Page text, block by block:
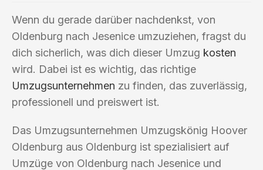
Wenn du gerade darüber nachdenkst, von
Oldenburg nach Jesenice umzuziehen, fragst du
dich sicherlich, was dich dieser Umzug kosten
wird. Dabei ist es wichtig, das richtige
Umzugsunternehmen zu finden, das zuverlässig,
professionell und preiswert ist.
Das Umzugsunternehmen Umzugskönig Hoover
Oldenburg aus Oldenburg ist spezialisiert auf
Umzüge von Oldenburg nach Jesenice und